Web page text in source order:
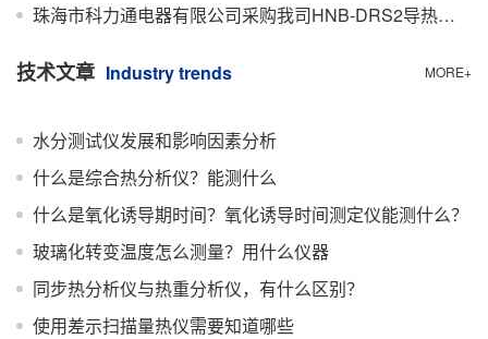
珠海市科力通电器有限公司采购我司HNB-DRS2导热系数测定仪，交付完成
MORE+
技术文章 Industry trends
水分测试仪发展和影响因素分析
什么是综合热分析仪？能测什么
什么是氧化诱导期时间？氧化诱导时间测定仪能测什么？
玻璃化转变温度怎么测量？用什么仪器
同步热分析仪与热重分析仪，有什么区别？
使用差示扫描量热仪需要知道哪些